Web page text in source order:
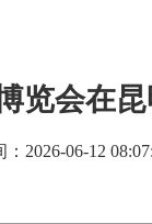
览会在
2026-06-12